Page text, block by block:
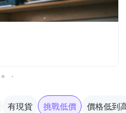
有現貨 挑戰低價 價格低到